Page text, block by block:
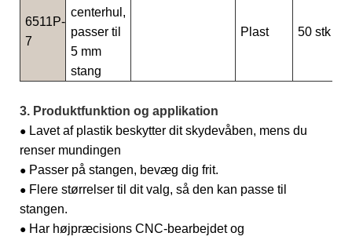
6511P-
7
centerhul,
passer til
5 mm
stang
Plast 50 stk
3. Produktfunktion og applikation
● Lavet af plastik beskytter dit skydevåben, mens du
renser mundingen
● Passer på stangen, bevæg dig frit.
● Flere størrelser til dit valg, så den kan passe til
stangen.
● Har højpræcisions CNC-bearbejdet og